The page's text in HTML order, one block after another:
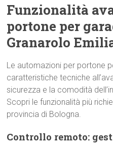
Funzionalità
portone per
Granarolo
Le automazioni per portone
caratteristiche tecniche
sicurezza e la comodità
Scopri le funzionalità più
provincia di Bologna.
Controllo remoto: